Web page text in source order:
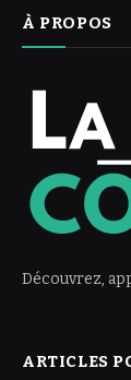
À PROPOS
Découvrez,
ARTICLES